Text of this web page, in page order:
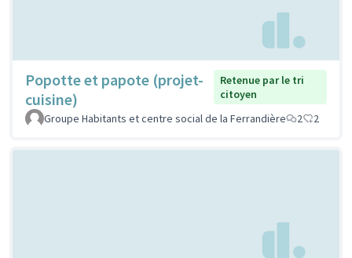
Popotte et papote (projet-
cuisine)
Retenue par le tri
citoyen
Groupe Habitants et centre social de la Ferrandière
2 2